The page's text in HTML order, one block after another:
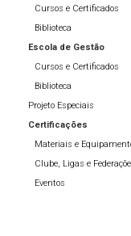
Cursos e Certificados
Biblioteca
Escola de Gestão
Cursos e Certificados
Biblioteca
Projeto Especiais
Certificações
Materiais e
Clube, Ligas e
Eventos